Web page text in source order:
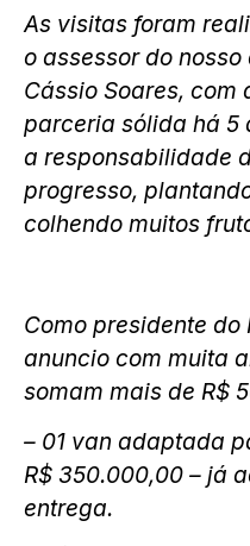
As visitas foram
o assessor do
Cássio Soares, com
parceria sólida há 5
a responsabilidade
progresso,
colhendo muitos
Como presidente do
anuncio com muita
somam mais de R$
– 01 van adaptada
R$ 350.000,00 – já
entrega.